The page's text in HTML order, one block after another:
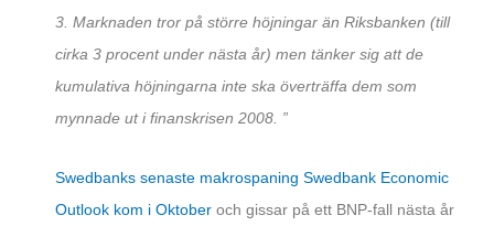
3. Marknaden tror på större höjningar än Riksbanken (till
cirka 3 procent under nästa år) men tänker sig att de
kumulativa höjningarna inte ska överträffa dem som
mynnade ut i finanskrisen 2008. ”
Swedbanks senaste makrospaning Swedbank Economic
Outlook kom i Oktober och gissar på ett BNP-fall nästa år